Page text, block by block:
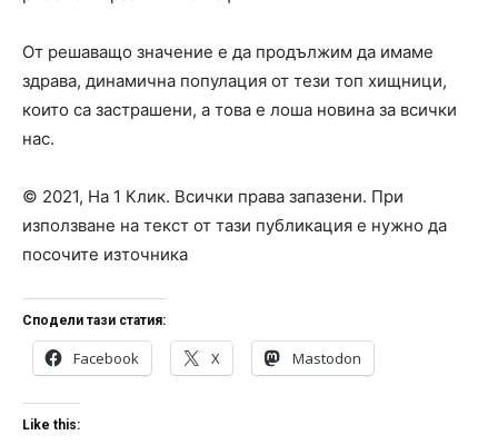
От решаващо значение е да продължим да имаме
здрава, динамична популация от тези топ хищници,
които са застрашени, а това е лоша новина за всички
нас.
© 2021, На 1 Клик. Всички права запазени. При
използване на текст от тази публикация е нужно да
посочите източника
Сподели тази статия:
Facebook X Mastodon
Like this: